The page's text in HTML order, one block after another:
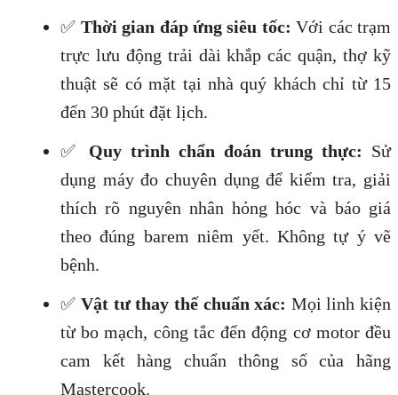
✅ Thời gian đáp ứng siêu tốc: Với các trạm
trực lưu động trải dài khắp các quận, thợ kỹ
thuật sẽ có mặt tại nhà quý khách chỉ từ 15
đến 30 phút đặt lịch.
✅ Quy trình chẩn đoán trung thực: Sử
dụng máy đo chuyên dụng để kiểm tra, giải
thích rõ nguyên nhân hỏng hóc và báo giá
theo đúng barem niêm yết. Không tự ý vẽ
bệnh.
✅Vật tư thay thế chuẩn xác: Mọi linh kiện
từ bo mạch, công tắc đến động cơ motor đều
cam kết hàng chuẩn thông số của hãng
Mastercook.